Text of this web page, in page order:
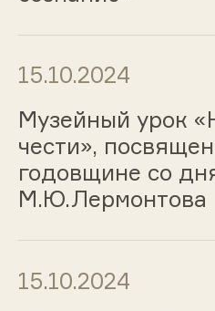
15.10.2024
Музейный урок
чести»,
годовщине со
М.Ю.Лермонтова
15.10.2024